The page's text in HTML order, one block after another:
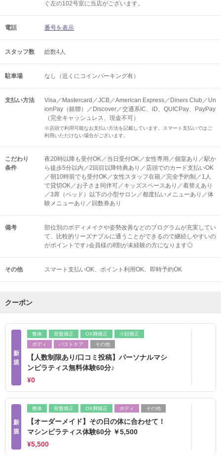
ぐ左の102号室に当店がございます。
電話 番号を表示
スタッフ数 総数4人
駐車場 なし（近くにコインパーキング有）
支払い方法
Visa／Mastercard／JCB／American Express／Diners Club／Un
ionPay（銀聯）／Discover／交通系IC、iD、QUICPay、PayPay
（完全キャッシュレス、現金不可）
※店頭で利用可能なお支払い方法を記載しています。スマート支払いではご
利用いただけない場合がございます。
こだわり
条件
夜20時以降も受付OK／当日受付OK／女性専用／個室あり／駅か
ら徒歩5分以内／2回目以降特典あり／店頭でのカード支払いOK
／朝10時前でも受付OK／女性スタッフ在籍／完全予約制／1人
で貸切OK／お子さま同伴可／キッズスペースあり／着替えあり
／3席（ベッド）以下の小型サロン／都度払いメニューあり／体
験メニューあり／回数券あり
備考
部位別のボディメイクや姿勢改善などのプログラムが充実してい
て、比較的リーズナブルに通うことができるので継続しやすいの
がポイントです♪会員様の8割が未経験の方になります◎
その他 スマート支払いOK ポイント利用OK 即時予約OK
クーポン
新
規
整体 骨盤矯正 OX脚矯正
小顔矯正
ボディ
バストケア その他
【人数制限あり/口コミ投稿】パーソナルマシ
ンピラティス無料体験60分♪
¥0
新
規
整体 骨盤矯正 OX脚矯正 ボディ その他
【オーダーメイド】その日の体に合わせて！
マシンピラティス体験60分 ￥5,500
¥5,500